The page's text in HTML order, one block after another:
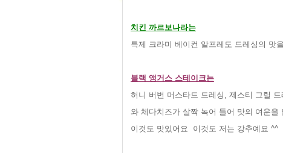
치킨 까르보나라는
특제 크라미 베이컨 알프레도 드레싱의 맛
블랙 앵거스 스테이크는
허니 버번 머스타드 드레싱, 제스티 그릴
와 체다치즈가 살짝 녹어 들어 맛의 여운을
이것도 맛있어요 이것도 저는 강추예요 ^^